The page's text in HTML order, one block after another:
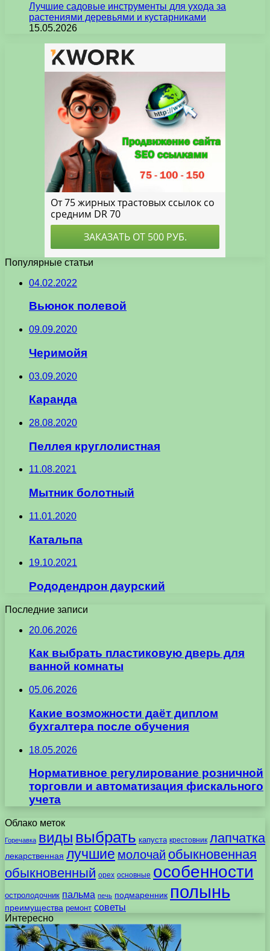
Лучшие садовые инструменты для ухода за
растениями деревьями и кустарниками
15.05.2026
Популярные статьи
04.02.2022
Вьюнок полевой
09.09.2020
Черимойя
03.09.2020
Каранда
28.08.2020
Пеллея круглолистная
11.08.2021
Мытник болотный
11.01.2020
Катальпа
19.10.2021
Рододендрон даурский
Последние записи
20.06.2026
Как выбрать пластиковую дверь для
ванной комнаты
05.06.2026
Какие возможности даёт диплом
бухгалтера после обучения
18.05.2026
Нормативное регулирование розничной
торговли и автоматизация фискального
учета
Облако меток
Горечавка виды выбрать капуста крестовник лапчатка
лекарственная лучшие молочай обыкновенная
обыкновенный орех основные особенности
остролодочник пальма печь подмаренник полынь
преимущества ремонт советы
Интересно